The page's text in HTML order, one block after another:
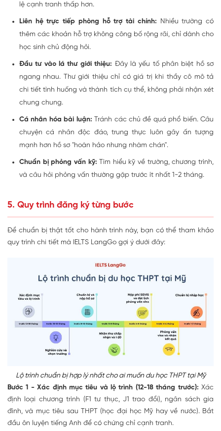
lệ cạnh tranh thấp hơn.
Liên hệ trực tiếp phòng hỗ trợ tài chính: Nhiều trường có
thêm các khoản hỗ trợ không công bố rộng rãi, chỉ dành cho
học sinh chủ động hỏi.
Đầu tư vào lá thư giới thiệu: Đây là yếu tố phân biệt hồ sơ
ngang nhau. Thư giới thiệu chỉ có giá trị khi thầy cô mô tả
chi tiết tình huống và thành tích cụ thể, không phải nhận xét
chung chung.
Cá nhân hóa bài luận: Tránh các chủ đề quá phổ biến. Câu
chuyện cá nhân độc đáo, trung thực luôn gây ấn tượng
mạnh hơn hồ sơ "hoàn hảo nhưng nhàm chán".
Chuẩn bị phỏng vấn kỹ: Tìm hiểu kỹ về trường, chương trình,
và câu hỏi phỏng vấn thường gặp trước ít nhất 1-2 tháng.
5. Quy trình đăng ký từng bước
Để chuẩn bị thật tốt cho hành trình này, bạn có thể tham khảo
quy trình chi tiết mà IELTS LangGo gợi ý dưới đây:
Lộ trình chuẩn bị hợp lý nhất cho ai muốn du học THPT tại Mỹ
Bước 1 - Xác định mục tiêu và lộ trình (12-18 tháng trước): Xác
định loại chương trình (F1 tư thục, J1 trao đổi), ngân sách gia
đình, và mục tiêu sau THPT (học đại học Mỹ hay về nước). Bắt
đầu ôn luyện tiếng Anh để có chứng chỉ cạnh tranh.